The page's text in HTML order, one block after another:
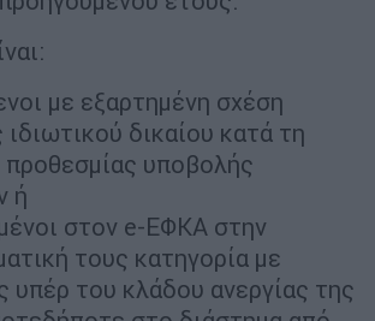
με εξαρτημένη σχέση
ιδιωτικού δικαίου κατά τη
προθεσμίας υποβολής
ή
στον e-EΦΚΑ στην
τους κατηγορία με
υπέρ του κλάδου ανεργίας της